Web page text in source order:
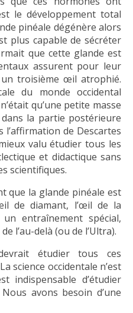
le développement total
pinéale dégénère alors
plus capable de sécréter
que cette glande est
assurent pour leur
troisième œil atrophié.
du monde occidental
qu’une petite masse
la partie postérieure
l’affirmation de Descartes
valu étudier tous les
et didactique sans
scientifiques.
que la glande pinéale est
de diamant, l’œil de la
entraînement spécial,
l’au-delà (ou de l’Ultra).
étudier tous ces
science occidentale n’est
indispensable d’étudier
avons besoin d’une